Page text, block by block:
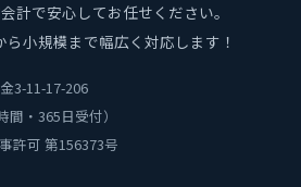
計で安心してお任せください。
小規模まで幅広く対応します！
3-11-17-206
間・365日受付）
許可 第156373号